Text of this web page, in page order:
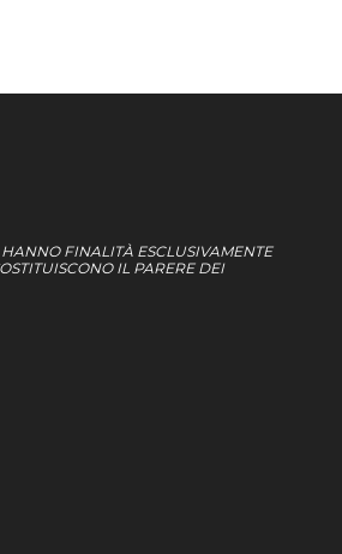
FINALITÀ ESCLUSIVAMENTE
IL PARERE DEI